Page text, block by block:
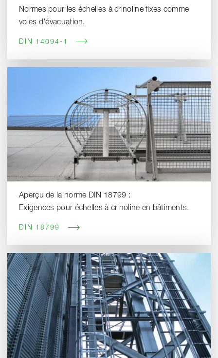
Normes pour les échelles à crinoline fixes comme
voies d'évacuation.
DIN 14094-1
Aperçu de la norme DIN 18799 :
Exigences pour échelles à crinoline en bâtiments.
DIN 18799